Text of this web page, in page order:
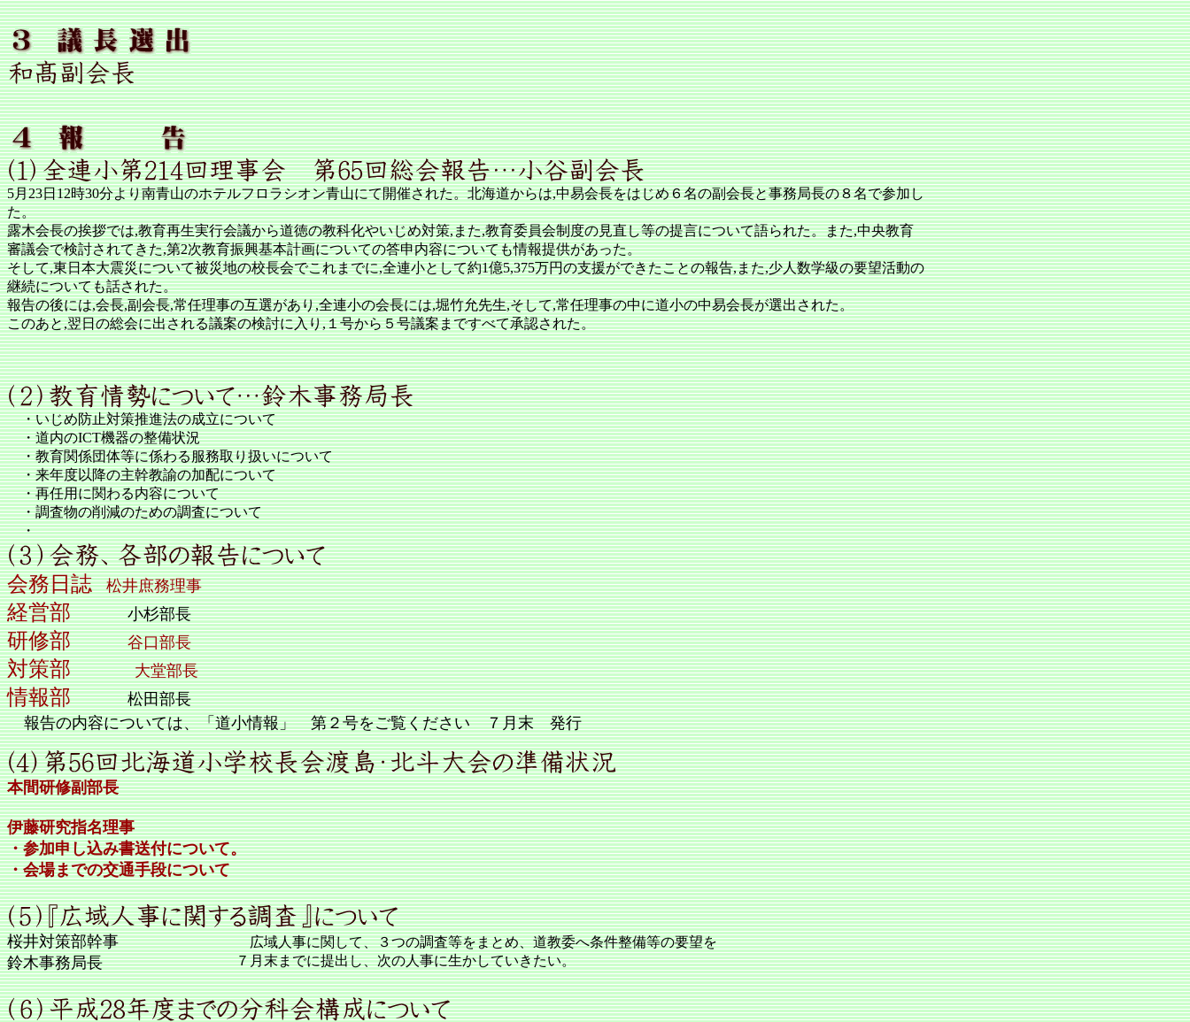
5月23日12時30分より南青山のホテルフロラシオン青山にて開催された。北海道からは,中易会長をはじめ６名の副会長と事務局長の８名で参加し
た。
露木会長の挨拶では,教育再生実行会議から道徳の教科化やいじめ対策,また,教育委員会制度の見直し等の提言について語られた。また,中央教育
審議会で検討されてきた,第2次教育振興基本計画についての答申内容についても情報提供があった。
そして,東日本大震災について被災地の校長会でこれまでに,全連小として約1億5,375万円の支援ができたことの報告,また,少人数学級の要望活動の
継続についても話された。
報告の後には,会長,副会長,常任理事の互選があり,全連小の会長には,堀竹允先生,そして,常任理事の中に道小の中易会長が選出された。
このあと,翌日の総会に出される議案の検討に入り,１号から５号議案まですべて承認された。
・いじめ防止対策推進法の成立について
・道内のICT機器の整備状況
・教育関係団体等に係わる服務取り扱いについて
・来年度以降の主幹教諭の加配について
・再任用に関わる内容について
・調査物の削減のための調査について
・
会務日誌 松井庶務理事
経営部 小杉部長
研修部 谷口部長
対策部 大堂部長
情報部
松田部長
報告の内容については、「道小情報」 第２号をご覧ください ７月末 発行
本間研修副部長
伊藤研究指名理事
・参加申し込み書送付について。
・会場までの交通手段について
桜井対策部幹事
鈴木事務局長
広域人事に関して、３つの調査等をまとめ、道教委へ条件整備等の要望を
７月末までに提出し、次の人事に生かしていきたい。